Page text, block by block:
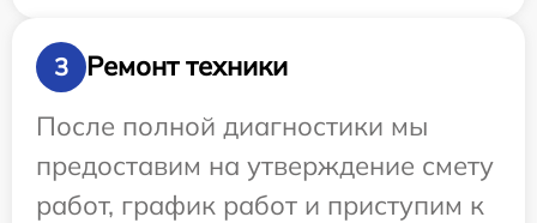
3
Ремонт техники
После полной диагностики мы
предоставим на утверждение смету
работ, график работ и приступим к